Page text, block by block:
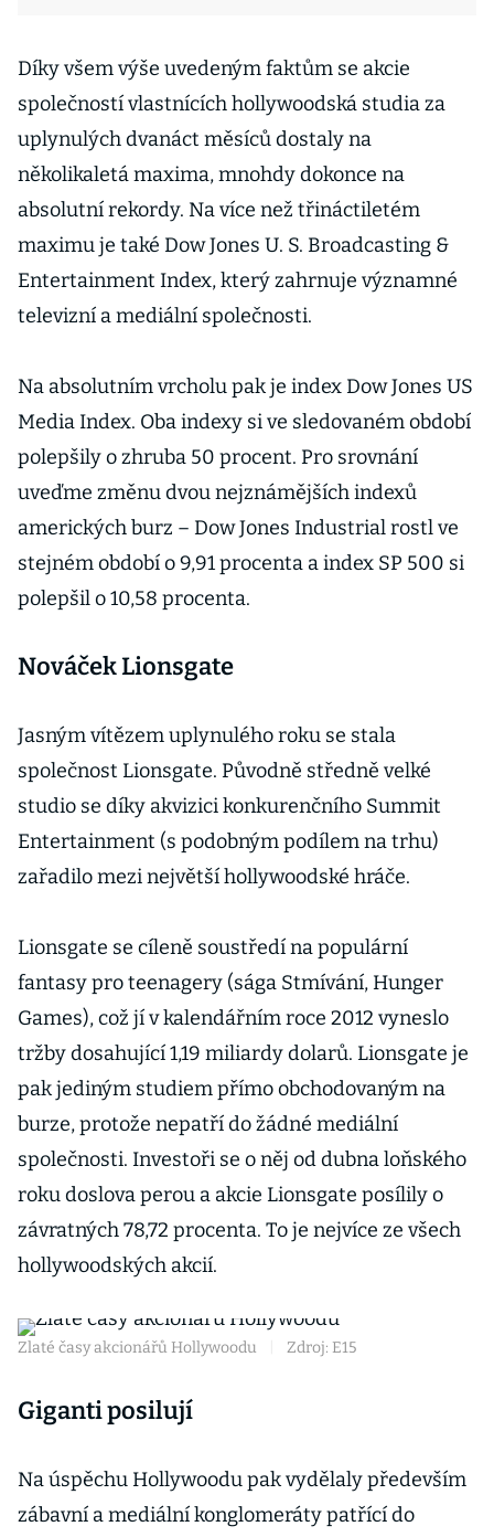
Díky všem výše uvedeným faktům se akcie
společností vlastnících hollywoodská studia za
uplynulých dvanáct měsíců dostaly na
několikaletá maxima, mnohdy dokonce na
absolutní rekordy. Na více než třináctiletém
maximu je také Dow Jones U. S. Broadcasting &
Entertainment Index, který zahrnuje významné
televizní a mediální společnosti.
Na absolutním vrcholu pak je index Dow Jones US
Media Index. Oba indexy si ve sledovaném období
polepšily o zhruba 50 procent. Pro srovnání
uveďme změnu dvou nejznámějších indexů
amerických burz – Dow Jones Industrial rostl ve
stejném období o 9,91 procenta a index SP 500 si
polepšil o 10,58 procenta.
Nováček Lionsgate
Jasným vítězem uplynulého roku se stala
společnost Lionsgate. Původně středně velké
studio se díky akvizici konkurenčního Summit
Entertainment (s podobným podílem na trhu)
zařadilo mezi největší hollywoodské hráče.
Lionsgate se cíleně soustředí na populární
fantasy pro teenagery (sága Stmívání, Hunger
Games), což jí v kalendářním roce 2012 vyneslo
tržby dosahující 1,19 miliardy dolarů. Lionsgate je
pak jediným studiem přímo obchodovaným na
burze, protože nepatří do žádné mediální
společnosti. Investoři se o něj od dubna loňského
roku doslova perou a akcie Lionsgate posílily o
závratných 78,72 procenta. To je nejvíce ze všech
hollywoodských akcií.
Zlaté časy akcionářů Hollywoodu Zdroj: E15
Giganti posilují
Na úspěchu Hollywoodu pak vydělaly především
zábavní a mediální konglomeráty patřící do